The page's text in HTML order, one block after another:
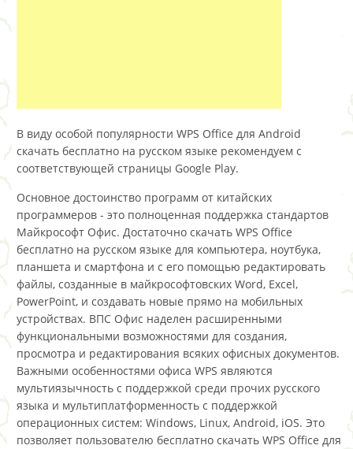
В виду особой популярности WPS Office для Android
скачать бесплатно на русском языке рекомендуем с
соответствующей страницы Google Play.
Основное достоинство программ от китайских
программеров - это полноценная поддержка стандартов
Майкрософт Офис. Достаточно скачать WPS Office
бесплатно на русском языке для компьютера, ноутбука,
планшета и смартфона и с его помощью редактировать
файлы, созданные в майкрософтовских Word, Excel,
PowerPoint, и создавать новые прямо на мобильных
устройствах. ВПС Офис наделен расширенными
функциональными возможностями для создания,
просмотра и редактирования всяких офисных документов.
Важными особенностями офиса WPS являются
мультиязычность с поддержкой среди прочих русского
языка и мультиплатформенность с поддержкой
операционных систем: Windows, Linux, Android, iOS. Это
позволяет пользователю бесплатно скачать WPS Office для